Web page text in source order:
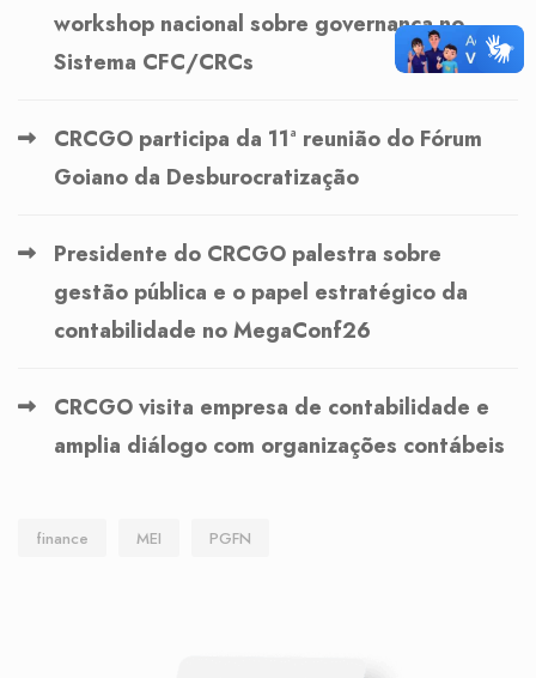
workshop nacional sobre governança no
Sistema CFC/CRCs
CRCGO participa da 11ª reunião do Fórum
Goiano da Desburocratização
Presidente do CRCGO palestra sobre
gestão pública e o papel estratégico da
contabilidade no MegaConf26
CRCGO visita empresa de contabilidade e
amplia diálogo com organizações contábeis
finance MEI PGFN